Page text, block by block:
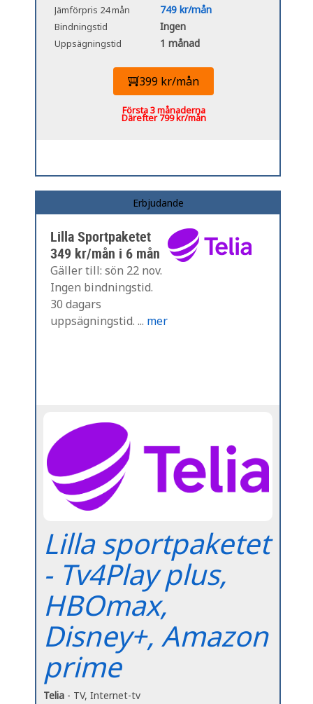
Jämförpris 24 mån 749 kr/mån
Bindningstid Ingen
Uppsägningstid 1 månad
399 kr/mån
Första 3 månaderna
Därefter 799 kr/mån
Erbjudande
Lilla Sportpaketet
349 kr/mån i 6 mån
Gäller till: sön 22 nov.
Ingen bindningstid.
30 dagars
uppsägningstid. ... mer
Lilla sportpaketet
- Tv4Play plus,
HBOmax,
Disney+, Amazon
prime
Telia - TV, Internet-tv